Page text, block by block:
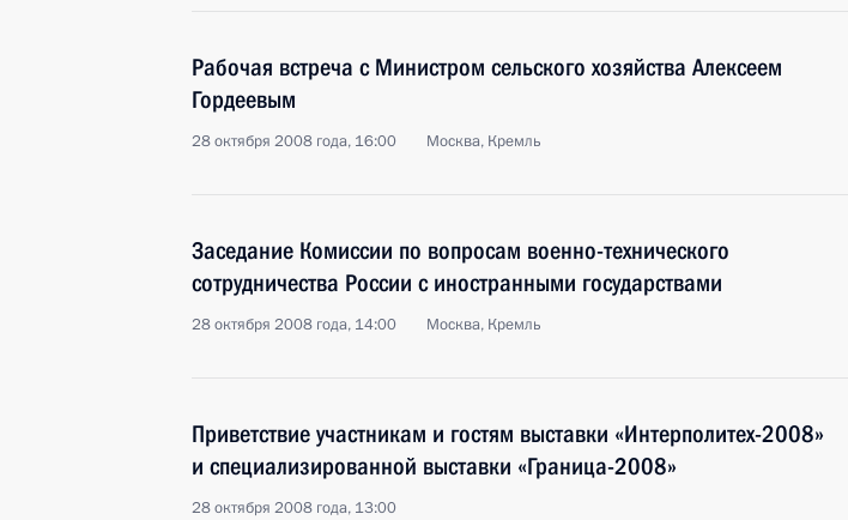
Рабочая встреча с Министром сельского хозяйства Алексеем
Гордеевым
28 октября 2008 года, 16:00 Москва, Кремль
Заседание Комиссии по вопросам военно-технического
сотрудничества России с иностранными государствами
28 октября 2008 года, 14:00 Москва, Кремль
Приветствие участникам и гостям выставки «Интерполитех-2008»
и специализированной выставки «Граница-2008»
28 октября 2008 года, 13:00